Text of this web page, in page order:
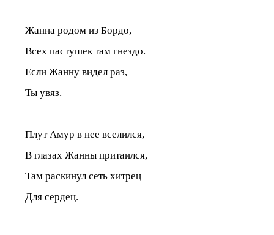
Жанна родом из Бордо,
Всех пастушек там гнездо.
Если Жанну видел раз,
Ты увяз.
Плут Амур в нее вселился,
В глазах Жанны притаился,
Там раскинул сеть хитрец
Для сердец.